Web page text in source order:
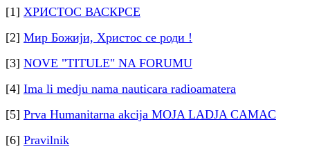
[1] ХРИСТОС ВАСКРСЕ
[2] Мир Божији, Христос се роди !
[3] NOVE "TITULE" NA FORUMU
[4] Ima li medju nama nauticara radioamatera
[5] Prva Humanitarna akcija MOJA LADJA CAMAC
[6] Pravilnik